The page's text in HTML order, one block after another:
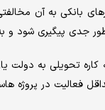
بانکی به آن
جدی پیگیری شود و